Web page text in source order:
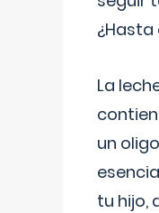
La
un
tu hijo,